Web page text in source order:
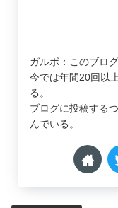
ガルボ：このブロ
今では年間20回以
る。
ブログに投稿する
んでいる。